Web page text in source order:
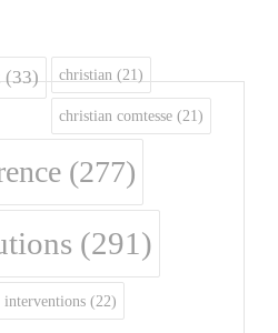
(33) christian (21)
christian comtesse (21)
(277)
(291)
interventions (22)